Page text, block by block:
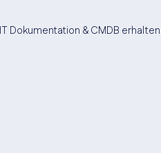
Dokumentation & CMDB